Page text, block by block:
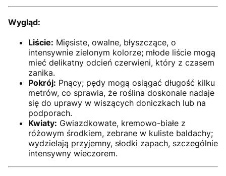
Wygląd:
Liście: Mięsiste, owalne, błyszczące, o
intensywnie zielonym kolorze; młode liście mogą
mieć delikatny odcień czerwieni, który z czasem
zanika.
Pokrój: Pnący; pędy mogą osiągać długość kilku
metrów, co sprawia, że roślina doskonale nadaje
się do uprawy w wiszących doniczkach lub na
podporach.
Kwiaty: Gwiazdkowate, kremowo-białe z
różowym środkiem, zebrane w kuliste baldachy;
wydzielają przyjemny, słodki zapach, szczególnie
intensywny wieczorem.